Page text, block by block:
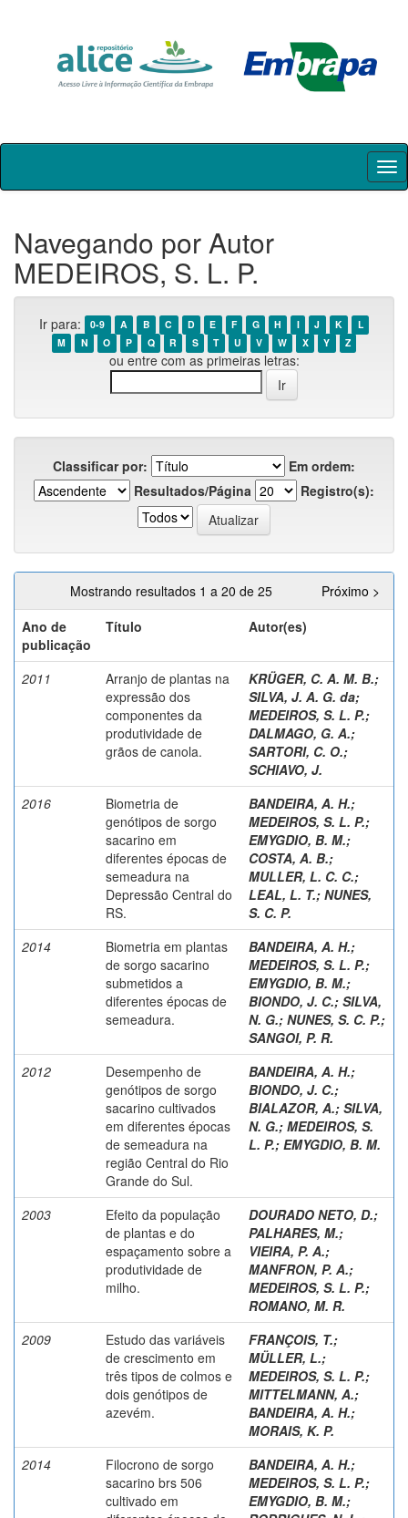
Skip
Navegando por Autor
MEDEIROS, S. L. P.
Ir para: 0-9 A B C D E F G H I J K
L
M
N O P Q R S T U V W X Y Z
ou entre com as primeiras letras:
Classificar por:
Em ordem:
Resultados/Página
Registro(s):
Mostrando resultados 1 a 20 de 25
Próximo >
Ano de
publicação
Título Autor(es)
2011
Arranjo de plantas na
expressão dos
componentes da
produtividade de
grãos de canola.
KRÜGER, C. A. M. B.;
SILVA, J. A. G. da;
MEDEIROS, S. L. P.;
DALMAGO, G. A.;
SARTORI, C. O.;
SCHIAVO, J.
2016
Biometria de
genótipos de sorgo
sacarino em
diferentes épocas de
semeadura na
Depressão Central do
RS.
BANDEIRA, A. H.;
MEDEIROS, S. L. P.;
EMYGDIO, B. M.;
COSTA, A. B.;
MULLER, L. C. C.;
LEAL, L. T.; NUNES,
S. C. P.
2014
Biometria em plantas
de sorgo sacarino
submetidos a
diferentes épocas de
semeadura.
BANDEIRA, A. H.;
MEDEIROS, S. L. P.;
EMYGDIO, B. M.;
BIONDO, J. C.; SILVA,
N. G.; NUNES, S. C. P.;
SANGOI, P. R.
2012
Desempenho de
genótipos de sorgo
sacarino cultivados
em diferentes épocas
de semeadura na
região Central do Rio
Grande do Sul.
BANDEIRA, A. H.;
BIONDO, J. C.;
BIALAZOR, A.; SILVA,
N. G.; MEDEIROS, S.
L. P.; EMYGDIO, B. M.
2003
Efeito da população
de plantas e do
espaçamento sobre a
produtividade de
milho.
DOURADO NETO, D.;
PALHARES, M.;
VIEIRA, P. A.;
MANFRON, P. A.;
MEDEIROS, S. L. P.;
ROMANO, M. R.
2009
Estudo das variáveis
de crescimento em
três tipos de colmos e
dois genótipos de
azevém.
FRANÇOIS, T.;
MÜLLER, L.;
MEDEIROS, S. L. P.;
MITTELMANN, A.;
BANDEIRA, A. H.;
MORAIS, K. P.
2014
Filocrono de sorgo
sacarino brs 506
cultivado em
BANDEIRA, A. H.;
MEDEIROS, S. L. P.;
EMYGDIO, B. M.;